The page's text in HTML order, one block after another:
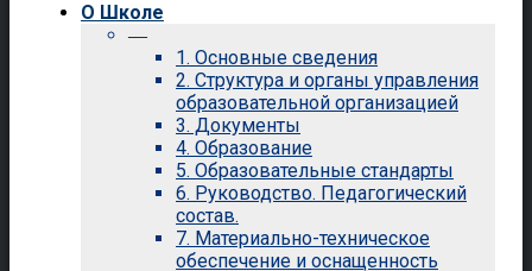
О Школе
—
1. Основные сведения
2. Структура и органы управления
образовательной организацией
3. Документы
4. Образование
5. Образовательные стандарты
6. Руководство. Педагогический
состав.
7. Материально-техническое
обеспечение и оснащенность